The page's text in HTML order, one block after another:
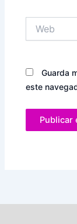
Guarda
este